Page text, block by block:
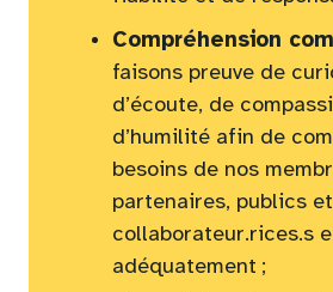
Compréhension
faisons preuve de
d’écoute, de
d’humilité afin de
besoins de nos
partenaires, publics et
collaborateur.rices.s
adéquatement ;